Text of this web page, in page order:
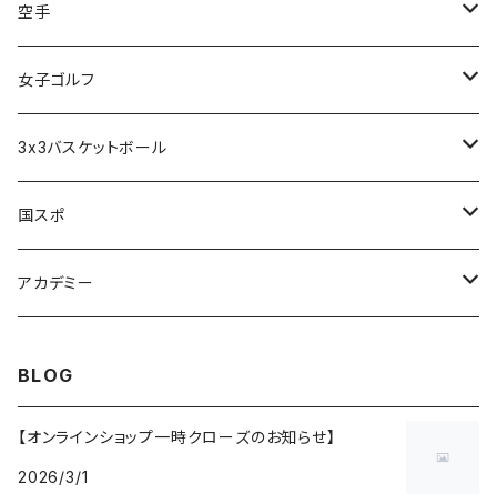
アルカディア奈良 - 公式グッズ -
アルカディア奈良 - ファンクラブ入会 -
空手
橋本大夢
女子ゴルフ
久世 夏乃香
3x3バスケットボール
奈良グレートブッターズ
国スポ
奈良県成年男子バスケットボール
アカデミー
BLOG
【オンラインショップ一時クローズのお知らせ】
2026/3/1